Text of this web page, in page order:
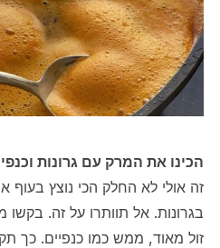
הכינו את המרק עם גרונות
זה אולי לא החלק הכי נוצץ
בגרונות. אל תוותרו על זה. בקשו
זול מאוד, ממש כמו כנפיים. כך